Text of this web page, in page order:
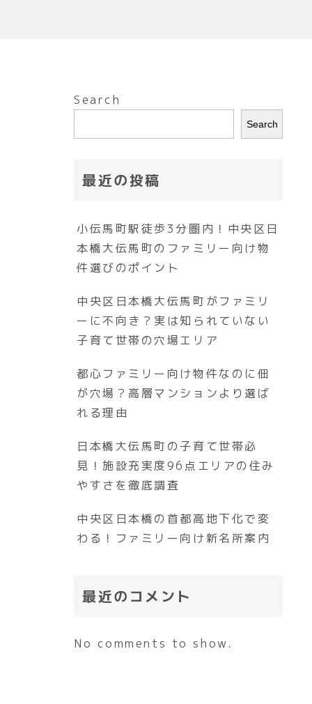
Search
Search
最近の投稿
小伝馬町駅徒歩3分圏内！中央区日
本橋大伝馬町のファミリー向け物
件選びのポイント
中央区日本橋大伝馬町がファミリ
ーに不向き？実は知られていない
子育て世帯の穴場エリア
都心ファミリー向け物件なのに佃
が穴場？高層マンションより選ば
れる理由
日本橋大伝馬町の子育て世帯必
見！施設充実度96点エリアの住み
やすさを徹底調査
中央区日本橋の首都高地下化で変
わる！ファミリー向け新名所案内
最近のコメント
No comments to show.